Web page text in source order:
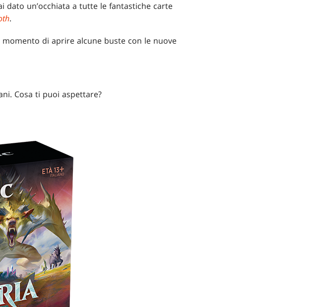
dato un’occhiata a tutte le fantastiche carte
.
di aprire alcune buste con le nuove
Cosa ti puoi aspettare?